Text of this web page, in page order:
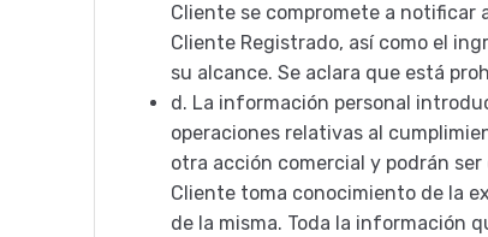
Cliente se compromete a notificar
Cliente Registrado, así como el
su alcance. Se aclara que está
d. La información personal
operaciones relativas al
otra acción comercial y podrán
Cliente toma conocimiento de la
de la misma. Toda la información